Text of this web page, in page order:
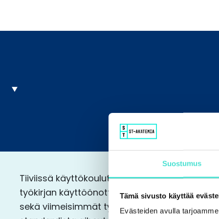
Suostumus
Tämä sivusto käyttää
Evästeiden avulla
Tiiviissä käyttökoulutuksessa käydään läpi
työkirjan käyttöönottoa, rakennetta,
sekä viimeisimmät työkirjaan tehdyt